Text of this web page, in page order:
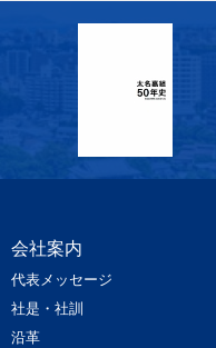
会社案内
代表メッセージ
社是・社訓
沿革